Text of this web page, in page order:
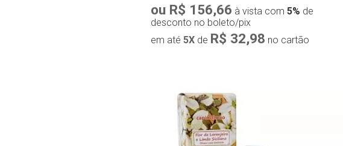
ou R$ 156,66 à vista com 5% de
desconto no boleto/pix
em até 5X de R$ 32,98 no cartão
Compra rápida